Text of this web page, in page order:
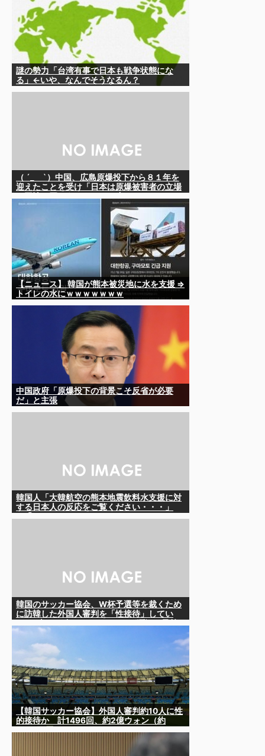
謎の勢力「台湾有事で日本も戦争状態にな
る」←いや、なんでそうなるん？
（ ´_ゝ`）中国、広島原爆投下から８１年を
迎えたことを受け「日本は原爆被害者の立場
【ニュース】 韓国が熊本被災地に水を支援 ⇒
トイレの水にｗｗｗｗｗｗｗ
中国政府「原爆投下の背景こそ反省が必要
だ」と主張
韓国人「大韓航空の熊本地震飲料水支援に対
する日本人の反応をご覧ください・・・」
韓国のサッカー協会、W杯予選等を裁くため
に訪韓した外国人審判を「性接待」してい
を持ってりゃそうなるわな
【韓国サッカー協会】外国人審判約10人に性
的接待か 計1496回、約2億ウォン（約